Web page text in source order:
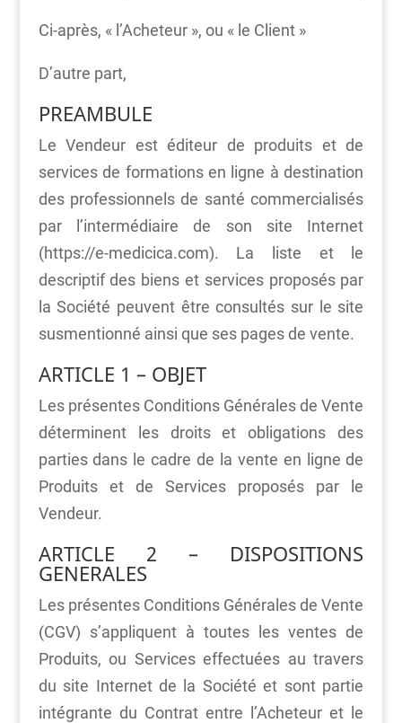
Ci-après, « l’Acheteur », ou « le Client »
D’autre part,
PREAMBULE
Le Vendeur est éditeur de produits et de
services de formations en ligne à destination
des professionnels de santé commercialisés
par l’intermédiaire de son site Internet
(https://e-medicica.com). La liste et le
descriptif des biens et services proposés par
la Société peuvent être consultés sur le site
susmentionné ainsi que ses pages de vente.
ARTICLE 1 – OBJET
Les présentes Conditions Générales de Vente
déterminent les droits et obligations des
parties dans le cadre de la vente en ligne de
Produits et de Services proposés par le
Vendeur.
ARTICLE 2 – DISPOSITIONS
GENERALES
Les présentes Conditions Générales de Vente
(CGV) s’appliquent à toutes les ventes de
Produits, ou Services effectuées au travers
du site Internet de la Société et sont partie
intégrante du Contrat entre l’Acheteur et le